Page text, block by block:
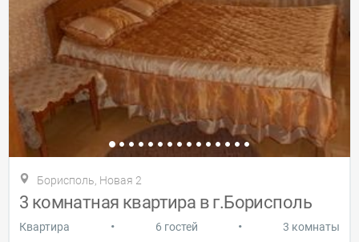
Борисполь, Новая 2
3 комнатная квартира в г.Борисполь
Квартира • 6 гостей • 3 комнаты